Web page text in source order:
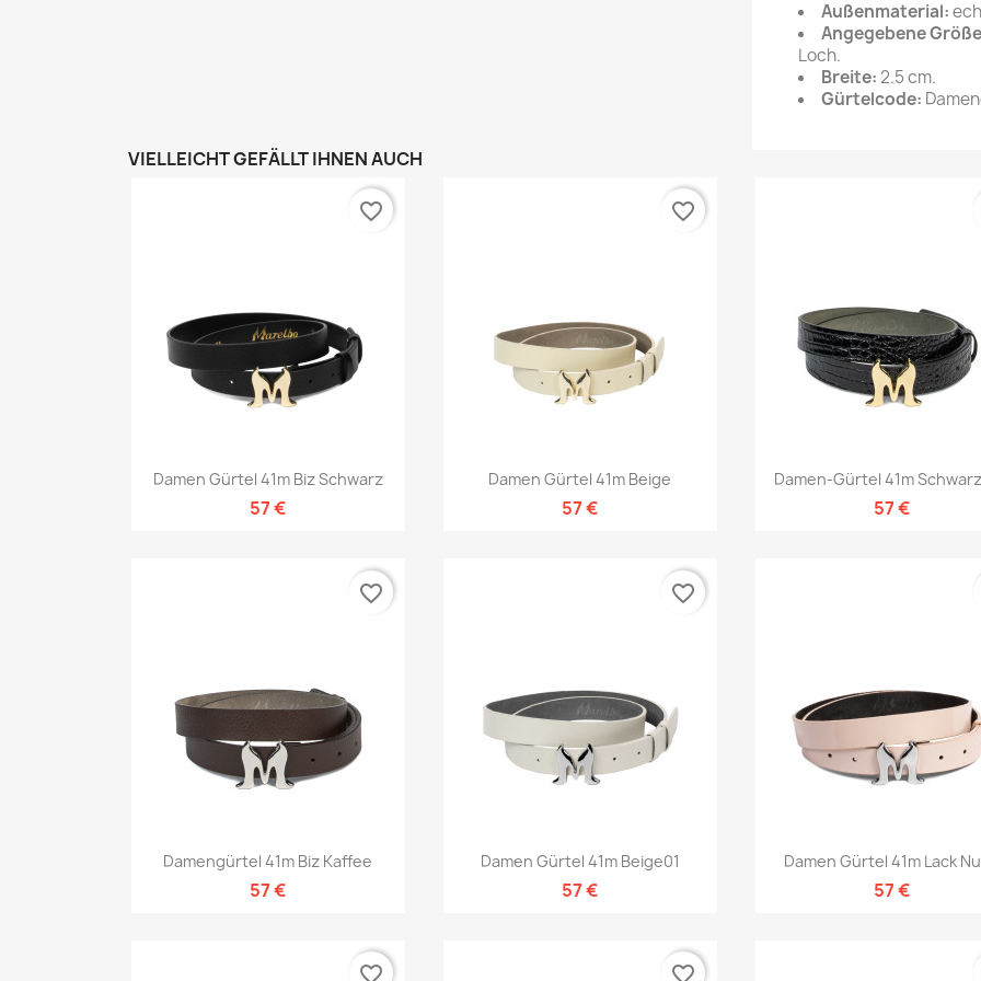
Außenmaterial:
Angegebene
Loch.
Breite:2.5cm.
Gürtelcode:
VIELLEICHT GEFÄLLT IHNEN AUCH
Vorschau
Damen Gürtel 41m Biz Schwarz
57 €
favorite_border
Vorschau
Damen Gürtel 41m Beige
57 €
favorite_border
Vorschau
Damen-Gürtel 41m
57 €
Vorschau
Damengürtel 41m Biz Kaffee
57 €
favorite_border
Vorschau
Damen Gürtel 41m Beige01
57 €
favorite_border
Vorschau
Damen Gürtel 41m Lack
57 €
favorite_border favorite_border